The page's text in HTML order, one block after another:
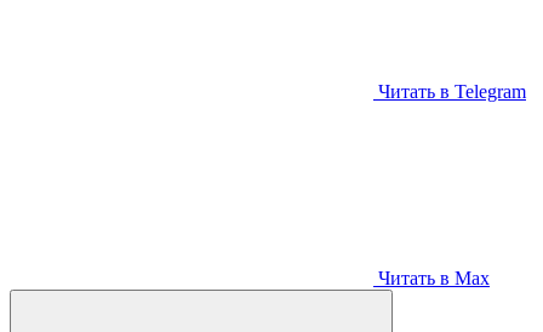
Читать в Telegram
Читать в Max